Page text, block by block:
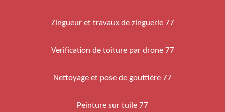
Zingueur et travaux de zinguerie 77
Verification de toiture par drone 77
Nettoyage et pose de gouttière 77
Peinture sur tuile 77